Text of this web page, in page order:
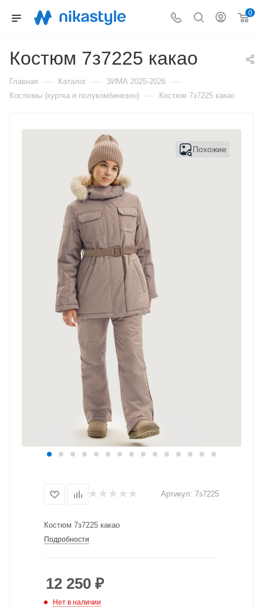
0
Костюм 7з7225 какао
Главная — Каталог — ЗИМА 2025-2026 —
Костюмы (куртка и полукомбинезон) — Костюм 7з7225 какао
Похожие
Артикул: 7з7225
Костюм 7з7225 какао
Подробности
12 250 ₽
Нет в наличии